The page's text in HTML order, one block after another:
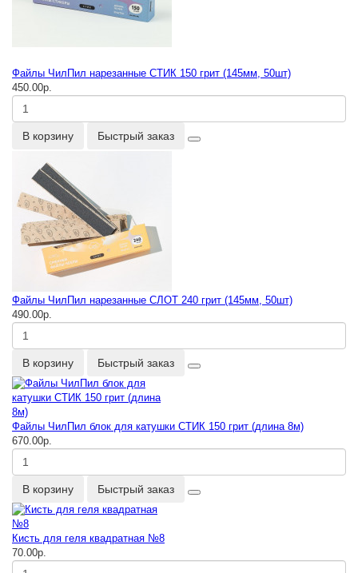
Файлы ЧилПил нарезанные СТИК 150 грит (145мм, 50шт)
450.00р.
В корзину Быстрый заказ
Файлы ЧилПил нарезанные СЛОТ 240 грит (145мм, 50шт)
490.00р.
В корзину Быстрый заказ
Файлы ЧилПил блок для катушки СТИК 150 грит (длина 8м)
670.00р.
В корзину Быстрый заказ
Кисть для геля квадратная №8
70.00р.